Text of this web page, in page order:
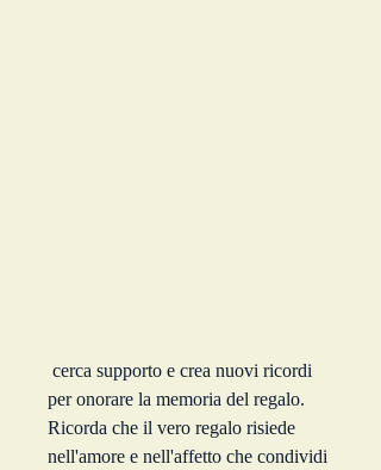
per onorare la memoria del regalo.
Ricorda che il vero regalo risiede
nell'amore e nell'affetto che condividi